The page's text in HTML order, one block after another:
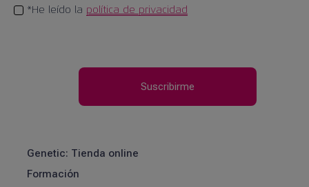
*He leído la política de privacidad
Genetic: Tienda online
Formación